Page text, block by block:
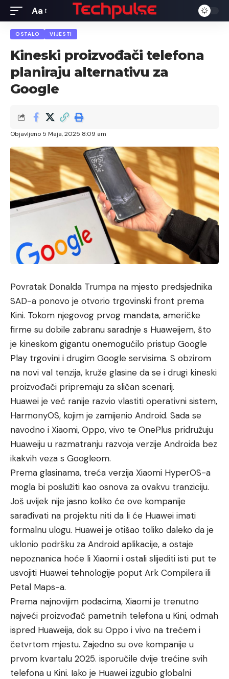
Font
Resizer
Aa
OSTALO VIJESTI
Kineski proizvođači telefona
planiraju alternativu za
Google
Objavljeno 5 Maja, 2025 8:09 am
Povratak Donalda Trumpa na mjesto predsjednika
SAD-a ponovo je otvorio trgovinski front prema
Kini. Tokom njegovog prvog mandata, američke
firme su dobile zabranu saradnje s Huaweijem, što
je kineskom gigantu onemogućilo pristup Google
Play trgovini i drugim Google servisima. S obzirom
na novi val tenzija, kruže glasine da se i drugi kineski
proizvođači pripremaju za sličan scenarij.
Huawei je već ranije razvio vlastiti operativni sistem,
HarmonyOS, kojim je zamijenio Android. Sada se
navodno i Xiaomi, Oppo, vivo te OnePlus pridružuju
Huaweiju u razmatranju razvoja verzije Androida bez
ikakvih veza s Googleom.
Prema glasinama, treća verzija Xiaomi HyperOS-a
mogla bi poslužiti kao osnova za ovakvu tranziciju.
Još uvijek nije jasno koliko će ove kompanije
sarađivati na projektu niti da li će Huawei imati
formalnu ulogu. Huawei je otišao toliko daleko da je
uklonio podršku za Android aplikacije, a ostaje
nepoznanica hoće li Xiaomi i ostali slijediti isti put te
usvojiti Huawei tehnologije poput Ark Compilera ili
Petal Maps-a.
Prema najnovijim podacima, Xiaomi je trenutno
najveći proizvođač pametnih telefona u Kini, odmah
ispred Huaweija, dok su Oppo i vivo na trećem i
četvrtom mjestu. Zajedno su ove kompanije u
prvom kvartalu 2025. isporučile dvije trećine svih
telefona u Kini. Iako je Huawei izgubio globalni